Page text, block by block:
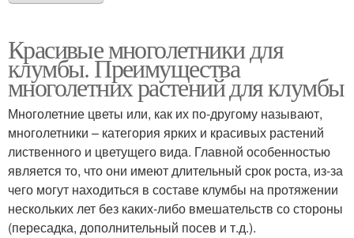
Красивые многолетники для
клумбы. Преимущества
многолетних растений для клумбы
Многолетние цветы или, как их по-другому называют,
многолетники – категория ярких и красивых растений
лиственного и цветущего вида. Главной особенностью
является то, что они имеют длительный срок роста, из-за
чего могут находиться в составе клумбы на протяжении
нескольких лет без каких-либо вмешательств со стороны
(пересадка, дополнительный посев и т.д.).